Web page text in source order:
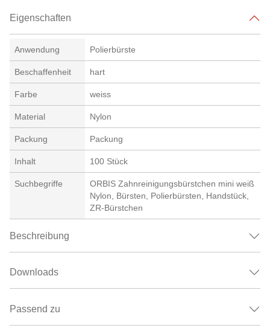
Eigenschaften
Anwendung Polierbürste
Beschaffenheit hart
Farbe weiss
Material Nylon
Packung Packung
Inhalt 100 Stück
Suchbegriffe
ORBIS Zahnreinigungsbürstchen mini weiß
Nylon, Bürsten, Polierbürsten, Handstück,
ZR-Bürstchen
Beschreibung
Downloads
Passend zu